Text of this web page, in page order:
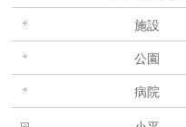
施設
公園
病院